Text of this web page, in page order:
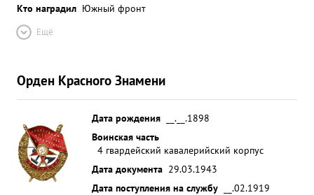
Кто наградил Южный фронт
Ещё
Орден Красного Знамени
Дата рождения
__.__.1898
Воинская часть
4 гвардейский кавалерийский корпус
Дата документа 29.03.1943
Дата поступления на службу
__.02.1919